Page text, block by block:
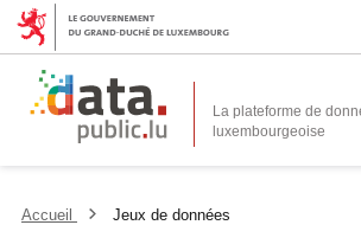
La plateforme de
Accueil Jeux de données